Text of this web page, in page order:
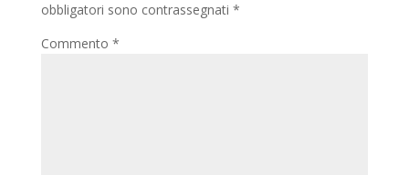
obbligatori sono contrassegnati *
Commento *